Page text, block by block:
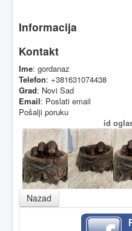
Informacija
Kontakt
Ime: gordanaz
Telefon: +381631074438
Grad: Novi Sad
Email: Poslati email
Pošalji poruku
id
Nazad